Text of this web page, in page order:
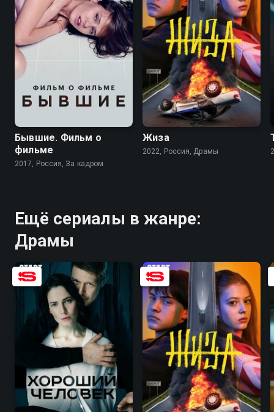
Бывшие. Фильм о
фильме
2017, Россия, За кадром
7.6 6.1
Жиза
2022, Россия, Драмы
Ещё сериалы в жанре:
Драмы